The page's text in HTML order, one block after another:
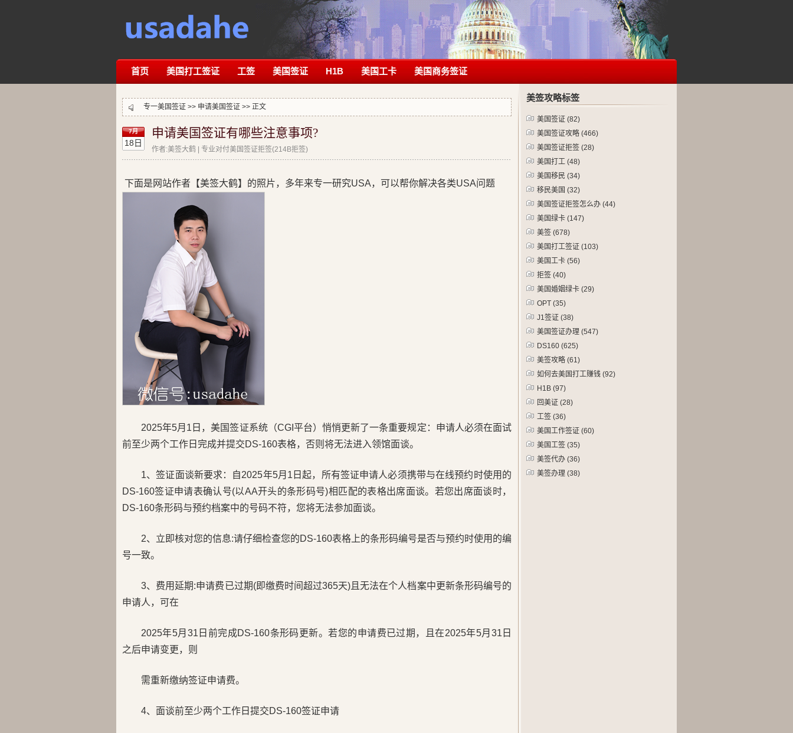
首页 美国打工签证 工签 美国签证 H1B 美国工卡 美国商务签证
专一美国签证 >> 申请美国签证 >> 正文
7月
18日
申请美国签证有哪些注意事项?
作者:美签大鹤 | 专业对付美国签证拒签(214B拒签)
下面是网站作者【美签大鹤】的照片，多年来专一研究USA，可以帮你解决各类USA问题
2025年5月1日，美国签证系统（CGI平台）悄悄更新了一条重要规定：申请人必须在面试
前至少两个工作日完成并提交DS-160表格，否则将无法进入领馆面谈。
1、签证面谈新要求：自2025年5月1日起，所有签证申请人必须携带与在线预约时使用的
DS-160签证申请表确认号(以AA开头的条形码号)相匹配的表格出席面谈。若您出席面谈时，
DS-160条形码与预约档案中的号码不符，您将无法参加面谈。
2、立即核对您的信息:请仔细检查您的DS-160表格上的条形码编号是否与预约时使用的编
号一致。
3、费用延期:申请费已过期(即缴费时间超过365天)且无法在个人档案中更新条形码编号的
申请人，可在
2025年5月31日前完成DS-160条形码更新。若您的申请费已过期，且在2025年5月31日
之后申请变更，则
需重新缴纳签证申请费。
4、面谈前至少两个工作日提交DS-160签证申请
美签攻略标签
美国签证 (82)
美国签证攻略 (466)
美国签证拒签 (28)
美国打工 (48)
美国移民 (34)
移民美国 (32)
美国签证拒签怎么办 (44)
美国绿卡 (147)
美签 (678)
美国打工签证 (103)
美国工卡 (56)
拒签 (40)
美国婚姻绿卡 (29)
OPT (35)
J1签证 (38)
美国签证办理 (547)
DS160 (625)
美签攻略 (61)
如何去美国打工赚钱 (92)
H1B (97)
回美证 (28)
工签 (36)
美国工作签证 (60)
美国工签 (35)
美签代办 (36)
美签办理 (38)